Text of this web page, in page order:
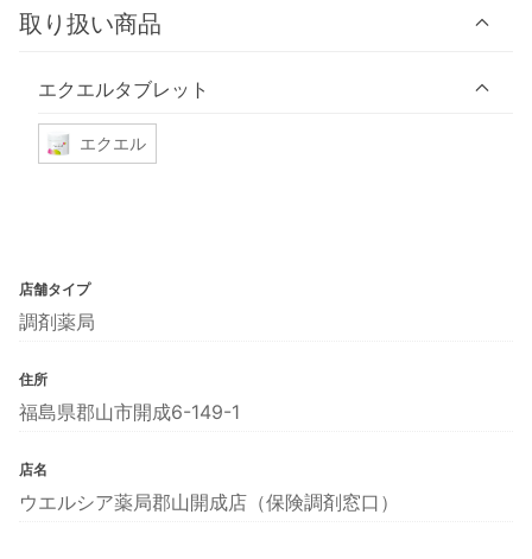
取り扱い商品
エクエルタブレット
エクエル
店舗タイプ
調剤薬局
住所
福島県郡山市開成6-149-1
店名
ウエルシア薬局郡山開成店（保険調剤窓口）